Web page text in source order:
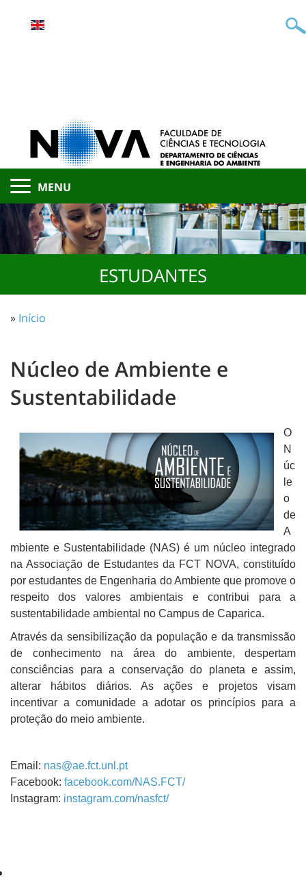
MENU
ESTUDANTES
» Início
Núcleo de Ambiente e
Sustentabilidade
O
N
úc
le
o
de
A
mbiente e Sustentabilidade (NAS) é um núcleo integrado
na Associação de Estudantes da FCT NOVA, constituído
por estudantes de Engenharia do Ambiente que promove o
respeito dos valores ambientais e contribui para a
sustentabilidade ambiental no Campus de Caparica.
Através da sensibilização da população e da transmissão
de conhecimento na área do ambiente, despertam
consciências para a conservação do planeta e assim,
alterar hábitos diários. As ações e projetos visam
incentivar a comunidade a adotar os princípios para a
proteção do meio ambiente.
Email: nas@ae.fct.unl.pt
Facebook: facebook.com/NAS.FCT/
Instagram: instagram.com/nasfct/